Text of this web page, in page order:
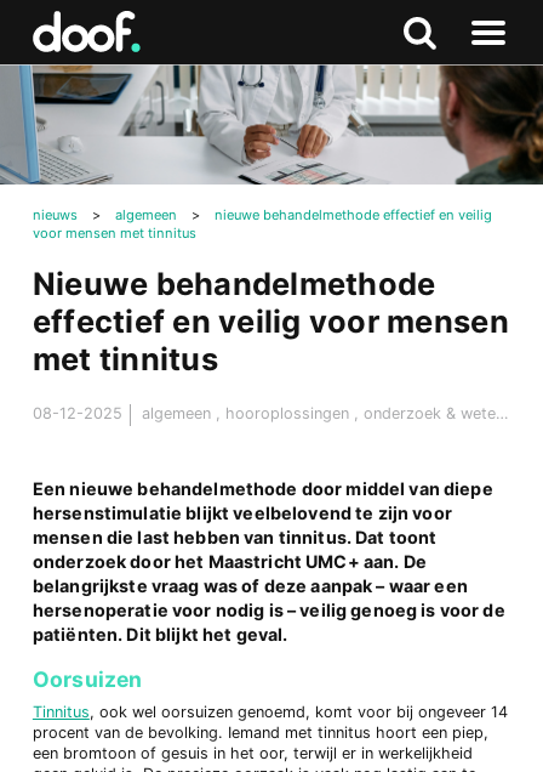
Zoeken
Naar
menu
nieuws > algemeen >
nieuwe behandelmethode effectief en veilig
voor mensen met tinnitus
Nieuwe behandelmethode
effectief en veilig voor mensen
met tinnitus
08-12-2025 algemeen hooroplossingen onderzoek & wetenschap
Een nieuwe behandelmethode door middel van diepe
hersenstimulatie blijkt veelbelovend te zijn voor
mensen die last hebben van tinnitus. Dat toont
onderzoek door het Maastricht UMC+ aan. De
belangrijkste vraag was of deze aanpak – waar een
hersenoperatie voor nodig is – veilig genoeg is voor de
patiënten. Dit blijkt het geval.
Oorsuizen
Tinnitus, ook wel oorsuizen genoemd, komt voor bij ongeveer 14
procent van de bevolking. Iemand met tinnitus hoort een piep,
een bromtoon of gesuis in het oor, terwijl er in werkelijkheid
Doof.nl
Zoeken
boven